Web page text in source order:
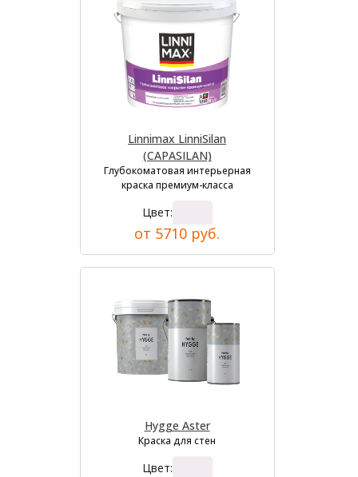
Linnimax LinniSilan
(CAPASILAN)
Глубокоматовая интерьерная
краска премиум-класса
Цвет:
от 5710 руб.
Hygge Aster
Краска для стен
Цвет: